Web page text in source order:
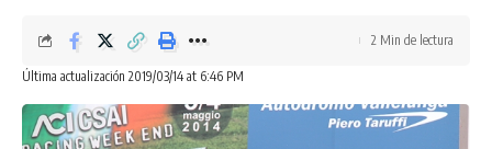
Última actualización 2019/03/14 at 6:46 PM
2 Min de lectura